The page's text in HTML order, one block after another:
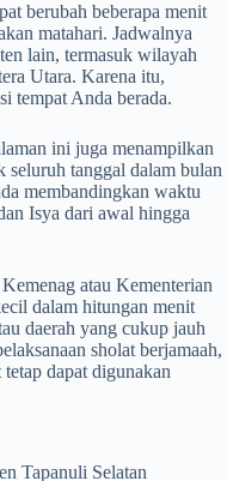
berubah beberapa menit
matahari. Jadwalnya
lain, termasuk wilayah
Utara. Karena itu,
tempat Anda berada.
ini juga menampilkan
tanggal dalam bulan
membandingkan waktu
Isya dari awal hingga
atau Kementerian
dalam hitungan menit
daerah yang cukup jauh
sholat berjamaah,
dapat digunakan
Tapanuli Selatan